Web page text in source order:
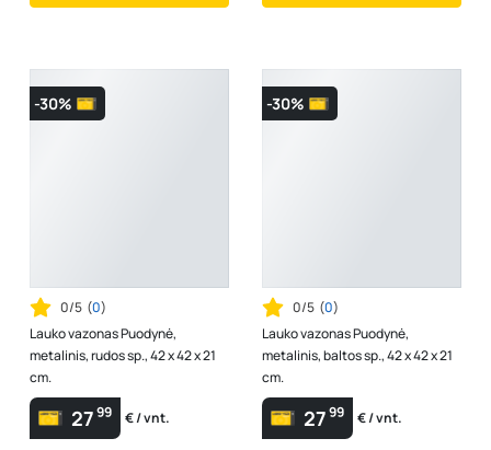
-30%
0/5 (0)
Lauko vazonas Puodynė,
metalinis, rudos sp., 42 x 42 x 21
cm.
2799 € / vnt.
-30%
0/5 (0)
Lauko vazonas Puodynė,
metalinis, baltos sp., 42 x 42 x 21
cm.
2799 € / vnt.